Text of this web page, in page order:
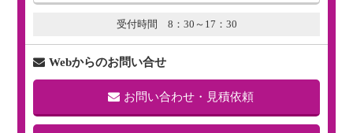
受付時間 8：30～17：30
Webからのお問い合せ
お問い合わせ・見積依頼